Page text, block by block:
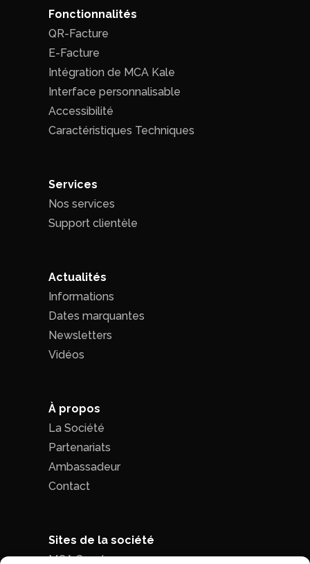
Fonctionnalités
QR-Facture
E-Facture
Intégration de MCA Kale
Interface personnalisable
Accessibilité
Caractéristiques Techniques
Services
Nos services
Support clientèle
Actualités
Informations
Dates marquantes
Newsletters
Vidéos
À propos
La Société
Partenariats
Ambassadeur
Contact
Sites de la société
MCA Seed